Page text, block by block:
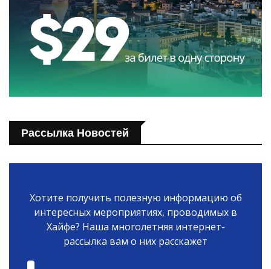
Рассылка Новостей
Хотите получить полезную информацию об
интересных мероприятиях, проводимых в
Хайфе? Наша многолетняя интернет-
рассылка вам о них расскажет